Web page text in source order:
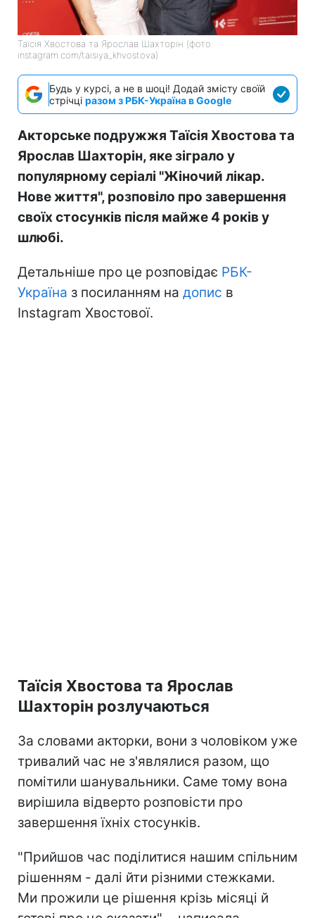
Таїсія Хвостова та Ярослав Шахторін (фото:
instagram.com/taisiya_khvostova)
Будь у курсі, а не в шоці! Додай змісту своїй
стрічці разом з РБК-Україна в Google
Акторське подружжя Таїсія Хвостова та
Ярослав Шахторін, яке зіграло у
популярному серіалі "Жіночий лікар.
Нове життя", розповіло про завершення
своїх стосунків після майже 4 років у
шлюбі.
Детальніше про це розповідає РБК-
Україна з посиланням на допис в
Instagram Хвостової.
Таїсія Хвостова та Ярослав
Шахторін розлучаються
За словами акторки, вони з чоловіком уже
тривалий час не з'являлися разом, що
помітили шанувальники. Саме тому вона
вирішила відверто розповісти про
завершення їхніх стосунків.
"Прийшов час поділитися нашим спільним
рішенням - далі йти різними стежками.
Ми прожили це рішення крізь місяці й